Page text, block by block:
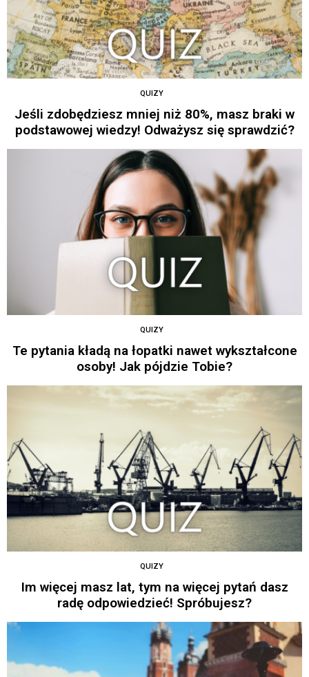
QUIZY
Jeśli zdobędziesz mniej niż 80%, masz braki w
podstawowej wiedzy! Odważysz się sprawdzić?
QUIZY
Te pytania kładą na łopatki nawet wykształcone
osoby! Jak pójdzie Tobie?
QUIZY
Im więcej masz lat, tym na więcej pytań dasz
radę odpowiedzieć! Spróbujesz?